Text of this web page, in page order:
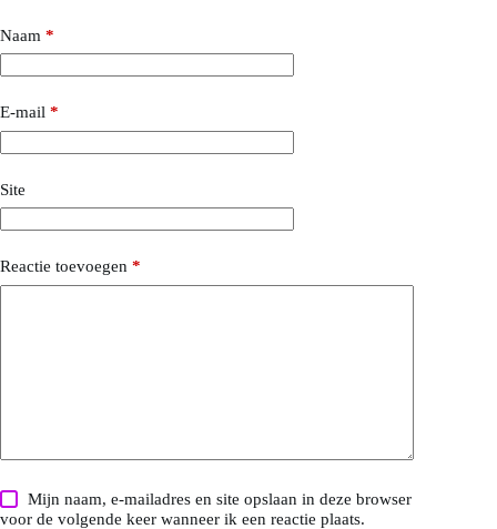
Naam *
E-mail *
Site
Reactie toevoegen *
Mijn naam, e-mailadres en site opslaan in deze browser
voor de volgende keer wanneer ik een reactie plaats.